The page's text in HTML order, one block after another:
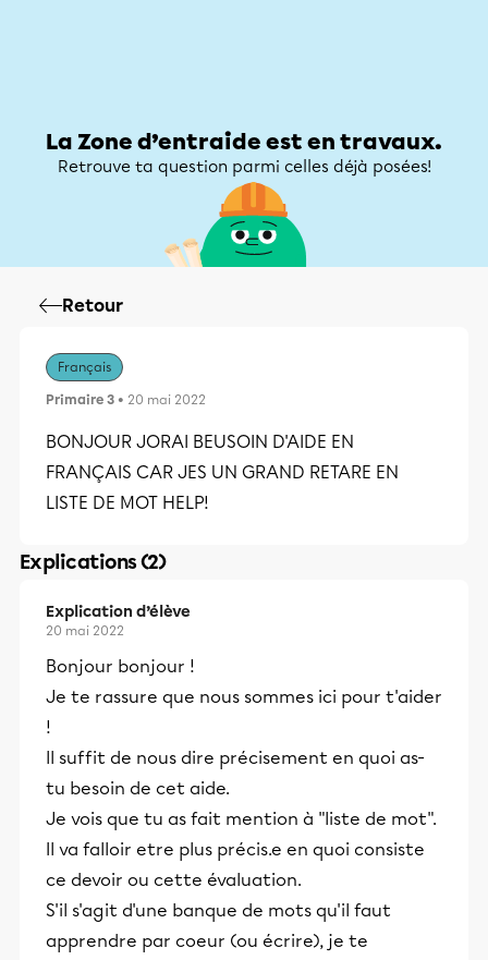
La Zone d’entraide est en travaux.
Retrouve ta question parmi celles déjà posées!
Retour
Français
Primaire 3 • 20 mai 2022
BONJOUR JORAI BEUSOIN D'AIDE EN
FRANÇAIS CAR JES UN GRAND RETARE EN
LISTE DE MOT HELP!
Explications (2)
Explication d’élève
20 mai 2022
Bonjour bonjour !
Je te rassure que nous sommes ici pour t'aider
!
ll suffit de nous dire précisement en quoi as-
tu besoin de cet aide.
Je vois que tu as fait mention à "liste de mot".
Il va falloir etre plus précis.e en quoi consiste
ce devoir ou cette évaluation.
S'il s'agit d'une banque de mots qu'il faut
apprendre par coeur (ou écrire), je te